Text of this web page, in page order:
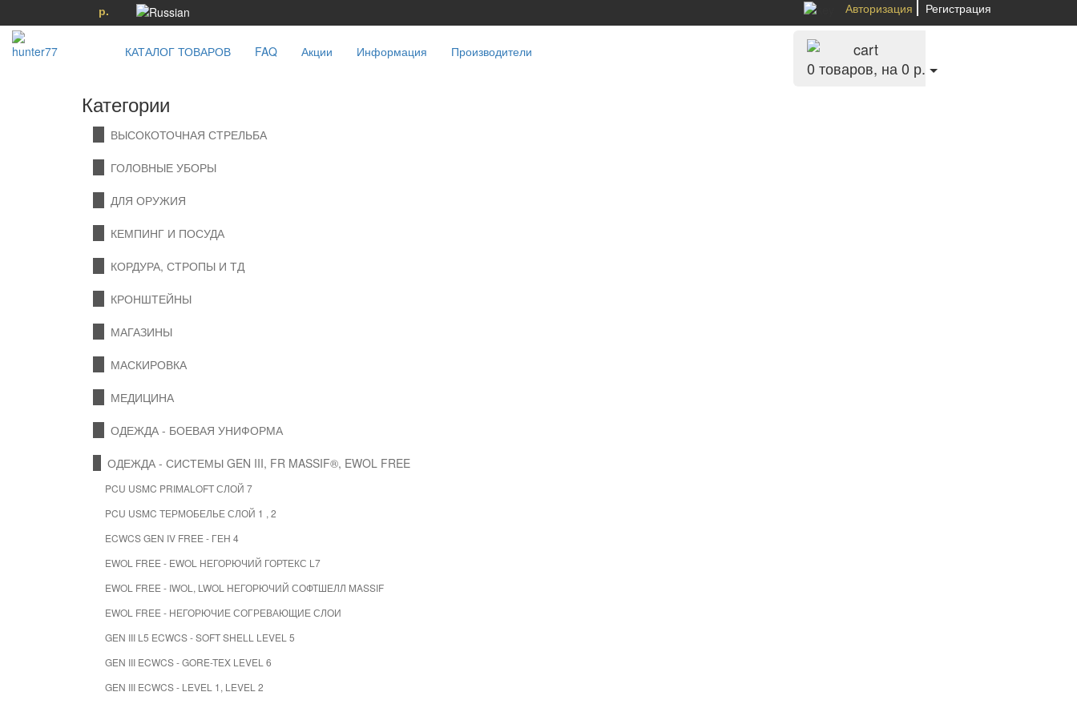
р. Авторизация Регистрация
КАТАЛОГ ТОВАРОВ FAQ Акции Информация Производители
0 товаров, на 0 р.
Категории
ВЫСОКОТОЧНАЯ СТРЕЛЬБА
ГОЛОВНЫЕ УБОРЫ
ДЛЯ ОРУЖИЯ
КЕМПИНГ И ПОСУДА
КОРДУРА, СТРОПЫ И ТД
КРОНШТЕЙНЫ
МАГАЗИНЫ
МАСКИРОВКА
МЕДИЦИНА
ОДЕЖДА - БОЕВАЯ УНИФОРМА
ОДЕЖДА - СИСТЕМЫ GEN III, FR MASSIF®, EWOL FREE
PCU USMC PRIMALOFT СЛОЙ 7
PCU USMC ТЕРМОБЕЛЬЕ СЛОЙ 1 , 2
ECWCS GEN IV FREE - ГЕН 4
EWOL FREE - EWOL НЕГОРЮЧИЙ ГОРТЕКС L7
EWOL FREE - IWOL, LWOL НЕГОРЮЧИЙ СОФТШЕЛЛ MASSIF
EWOL FREE - НЕГОРЮЧИЕ СОГРЕВАЮЩИЕ СЛОИ
GEN III L5 ECWCS - SOFT SHELL LEVEL 5
GEN III ECWCS - GORE-TEX LEVEL 6
GEN III ECWCS - LEVEL 1, LEVEL 2